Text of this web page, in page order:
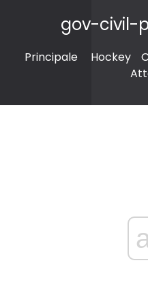
gov-civil-
Principale Hockey